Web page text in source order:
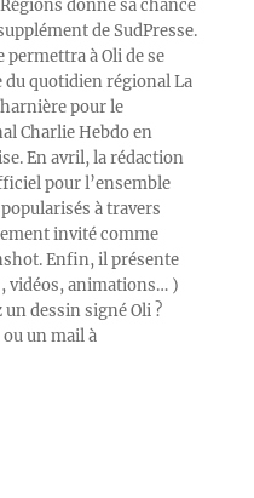
donne sa chance
de SudPresse.
à Oli de se
quotidien régional La
pour le
Charlie Hebdo en
En avril, la rédaction
pour l’ensemble
à travers
invité comme
Enfin, il présente
vidéos, animations… )
dessin signé Oli ?
un mail à